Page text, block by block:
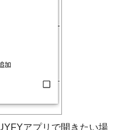
アプリで開きたい場